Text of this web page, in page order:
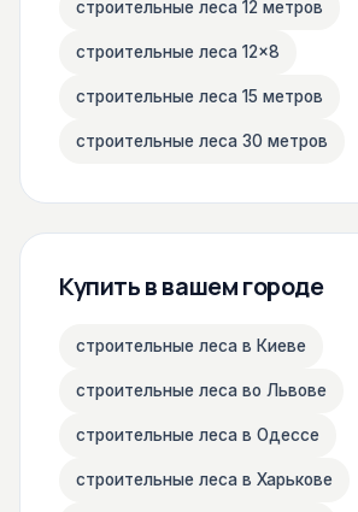
строительные леса 12 метров
строительные леса 12×8
строительные леса 15 метров
строительные леса 30 метров
Купить в вашем городе
строительные леса в Киеве
строительные леса во Львове
строительные леса в Одессе
строительные леса в Харькове